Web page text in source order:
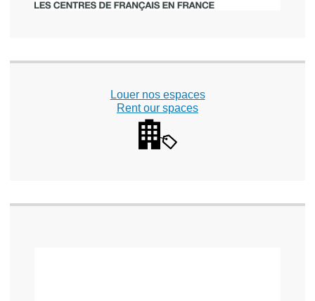
Louer nos espaces
Rent our spaces